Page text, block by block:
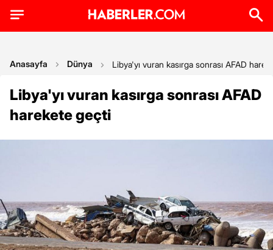
Anasayfa Dünya Libya'yı vuran kasırga sonrası AFAD
Libya'yı vuran kasırga sonrası AFAD
harekete geçti